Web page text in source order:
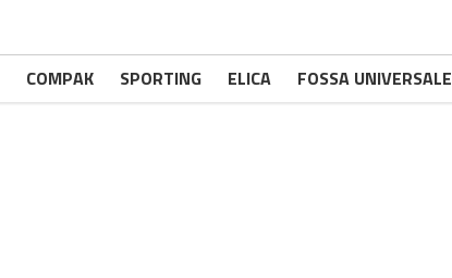
COMPAK SPORTING ELICA FOSSA UNIVERSALE